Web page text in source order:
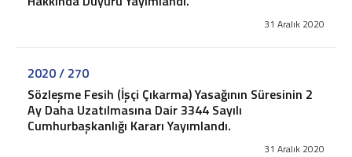
2018 - Sirküler
Pratik Bilgiler
Vergi ve Usulsüzlük Cezaları
İşe Başlama-Bırakma
31 Aralık 2020
2020 / 270
Sözleşme Fesih (İşçi Çıkarma) Yasağının Süresinin 2
Ay Daha Uzatılmasına Dair 3344 Sayılı
Cumhurbaşkanlığı Kararı Yayımlandı.
31 Aralık 2020